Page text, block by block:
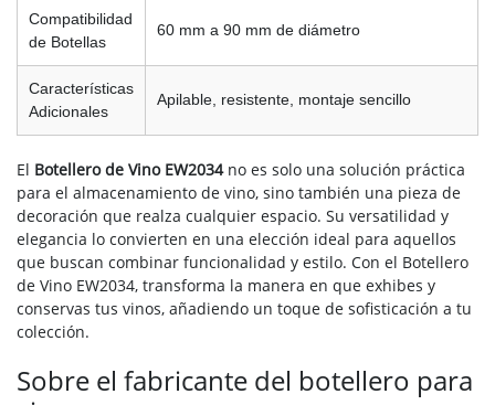
Compatibilidad
de Botellas
60 mm a 90 mm de diámetro
Características
Adicionales
Apilable, resistente, montaje sencillo
El Botellero de Vino EW2034no es solo una solución práctica
para el almacenamiento de vino, sino también una pieza de
decoración que realza cualquier espacio. Su versatilidad y
elegancia lo convierten en una elección ideal para aquellos
que buscan combinar funcionalidad y estilo. Con el Botellero
de Vino EW2034, transforma la manera en que exhibes y
conservas tus vinos, añadiendo un toque de sofisticación a tu
colección.
Sobre el fabricante del botellero para